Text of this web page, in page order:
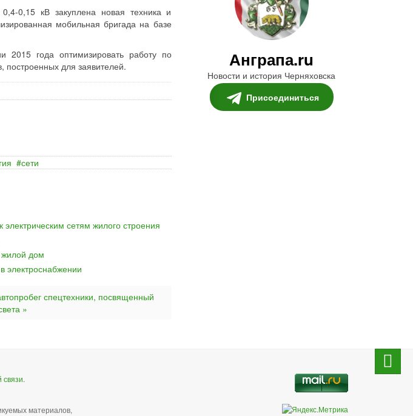
0,15 кВ закуплена новая техника и
мобильная бригада на базе
2015 года оптимизировать работу по
построенных для заявителей.
сети
сетям жилого строения
жилой дом
электроснабжении
спецтехники, посвященный
»
Анграпа.ru
Новости и история Черняховска
Присоединиться
связи.
материалов,